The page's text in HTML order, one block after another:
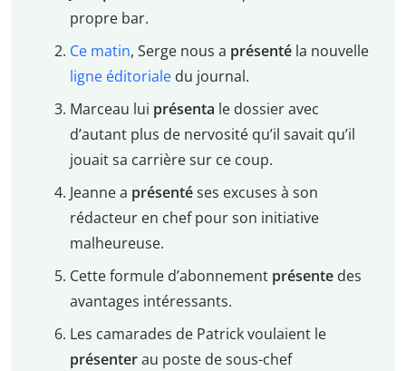
propre bar.
Ce matin, Serge nous a présentéla nouvelle
ligne éditorialedu journal.
Marceau lui présenta le dossier avec
d’autant plus de nervosité qu’il savait qu’il
jouait sa carrière sur ce coup.
Jeanne a présentéses excuses à son
rédacteur en chef pour son initiative
malheureuse.
Cette formule d’abonnement présentedes
avantages intéressants.
Les camarades de Patrick voulaient le
présenterau poste de sous-chef